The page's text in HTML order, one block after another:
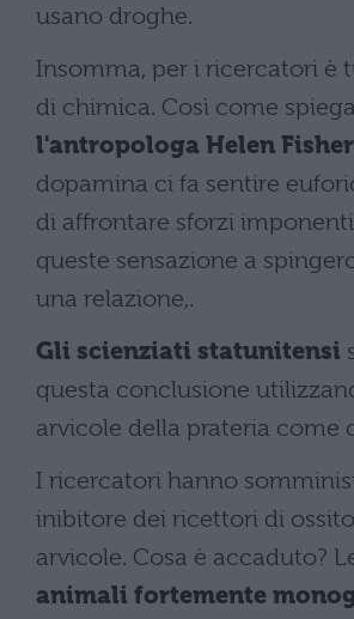
usano droghe.
Insomma, per i ricercatori è
di chimica. Così come spiega
l'antropologa Helen Fisher
dopamina ci fa sentire
di affrontare sforzi
queste sensazione a
una relazione,.
Gli scienziati statunitensi
questa conclusione
arvicole della prateria come
I ricercatori hanno
inibitore dei ricettori di
arvicole. Cosa è accaduto?
animali fortemente